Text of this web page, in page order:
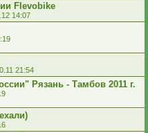
Flevobike
14:07
21:54
Рязань - Тамбов 2011 г.